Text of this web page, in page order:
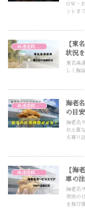
GW・
ントま
【東
状況
東名高
しく解
海老
の目
海老名
お土産
ち寄り
【海
車の
海老名
帯別の
を旅行